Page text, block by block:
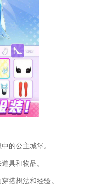
的公主城堡。
具和物品。
搭想法和经验。